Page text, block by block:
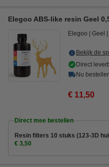
Elegoo ABS-like resin Geel
Elegoo Geel
Bekijk de
Direct
Nu
€ 11,50
Direct mee bestellen
Resin filters 10 stuks (123-3D
€ 3,50